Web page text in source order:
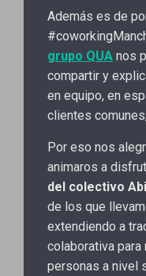
Además es de
grupo QUA nos
compartir y
en equipo, en
clientes
Por eso nos
animaros a
del colectivo
de los que
extendiendo a
colaborativa
personas a nivel